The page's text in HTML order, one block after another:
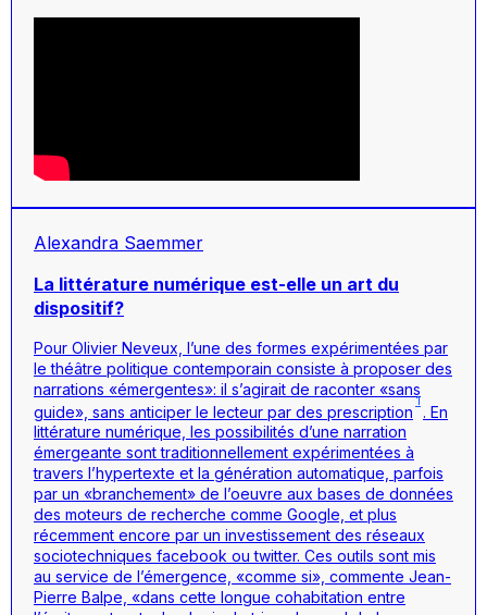
Alexandra Saemmer
La littérature numérique est-elle un art du
dispositif?
Pour Olivier Neveux, l’une des formes expérimentées par
le théâtre politique contemporain consiste à proposer des
narrations «émergentes»: il s’agirait de raconter «sans
guide», sans anticiper le lecteur par des prescription
1
. En
littérature numérique, les possibilités d’une narration
émergeante sont traditionnellement expérimentées à
travers l’hypertexte et la génération automatique, parfois
par un «branchement» de l’oeuvre aux bases de données
des moteurs de recherche comme Google, et plus
récemment encore par un investissement des réseaux
sociotechniques facebook ou twitter. Ces outils sont mis
au service de l’émergence, «comme si», commente Jean-
Pierre Balpe, «dans cette longue cohabitation entre